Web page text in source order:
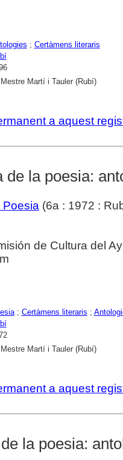
; Certàmens literaris
Martí i Tauler (Rubí)
a aquest
de la poesia:
Poesia (6a : 1972 :
de Cultura del
; Certàmens literaris ;
Martí i Tauler (Rubí)
a aquest
la poesia: